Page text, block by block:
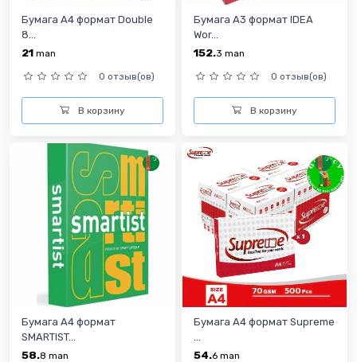
Бумага А4 формат Double
8...
21 man
0 отзыв(ов)
В корзину
Бумага А3 формат IDEA
Wor...
152.3 man
0 отзыв(ов)
В корзину
Бумага А4 формат
SMARTIST...
58.8 man
Бумага А4 формат Supreme
54.6 man